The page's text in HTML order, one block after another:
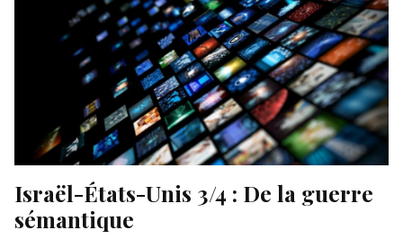
Israël-États-Unis 3/4 : De la guerre
sémantique